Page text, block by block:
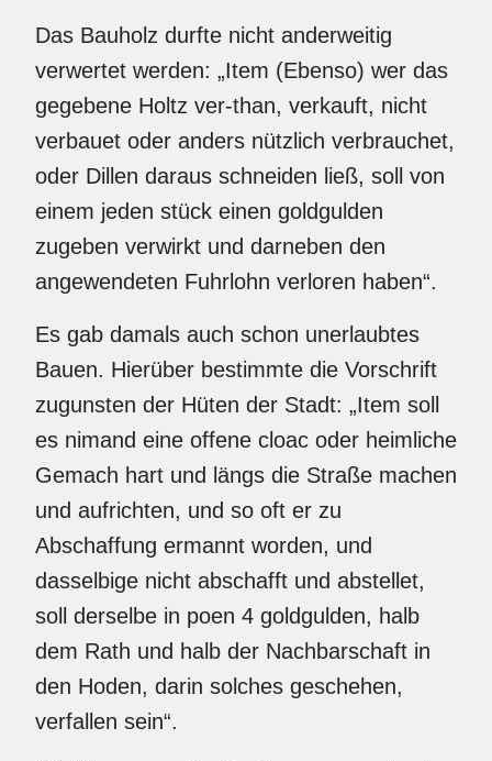
Das Bauholz durfte nicht anderweitig
verwertet werden: „Item (Ebenso) wer das
gegebene Holtz ver-than, verkauft, nicht
verbauet oder anders nützlich verbrauchet,
oder Dillen daraus schneiden ließ, soll von
einem jeden stück einen goldgulden
zugeben verwirkt und darneben den
angewendeten Fuhrlohn verloren haben“.
Es gab damals auch schon unerlaubtes
Bauen. Hierüber bestimmte die Vorschrift
zugunsten der Hüten der Stadt: „Item soll
es nimand eine offene cloac oder heimliche
Gemach hart und längs die Straße machen
und aufrichten, und so oft er zu
Abschaffung ermannt worden, und
dasselbige nicht abschafft und abstellet,
soll derselbe in poen 4 goldgulden, halb
dem Rath und halb der Nachbarschaft in
den Hoden, darin solches geschehen,
verfallen sein“.